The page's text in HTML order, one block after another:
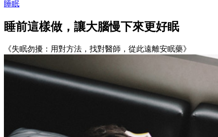
睡眠
睡前這樣做，讓大腦慢下來更好眠
《失眠勿擾：用對方法，找對醫師，從此遠離安眠藥》